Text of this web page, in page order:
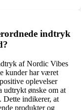
indtryk
af Nordic Vibes
kunder har været
oplevelser
udtrykt ønske om at
Dette indikerer, at
produkter og